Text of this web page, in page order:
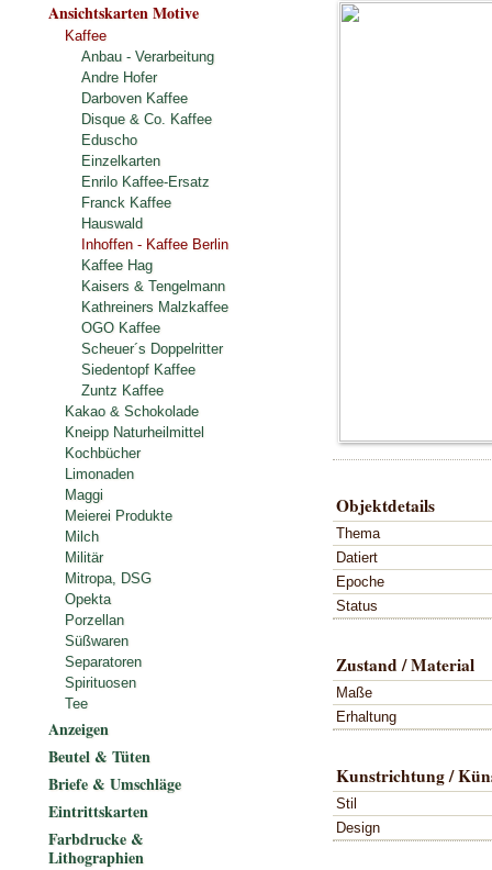
Objektdetails
Thema
Datiert
Epoche
Status
Zustand / Material
Maße
Erhaltung
Kunstrichtung /
Stil
Design
Ansichtskarten Motive
Kaffee
Anbau - Verarbeitung
Andre Hofer
Darboven Kaffee
Disque & Co. Kaffee
Eduscho
Einzelkarten
Enrilo Kaffee-Ersatz
Franck Kaffee
Hauswald
Inhoffen - Kaffee Berlin
Kaffee Hag
Kaisers & Tengelmann
Kathreiners Malzkaffee
OGO Kaffee
Scheuer´s Doppelritter
Siedentopf Kaffee
Zuntz Kaffee
Kakao & Schokolade
Kneipp Naturheilmittel
Kochbücher
Limonaden
Maggi
Meierei Produkte
Milch
Militär
Mitropa, DSG
Opekta
Porzellan
Süßwaren
Separatoren
Spirituosen
Tee
Anzeigen
Beutel & Tüten
Briefe & Umschläge
Eintrittskarten
Farbdrucke &
Lithographien